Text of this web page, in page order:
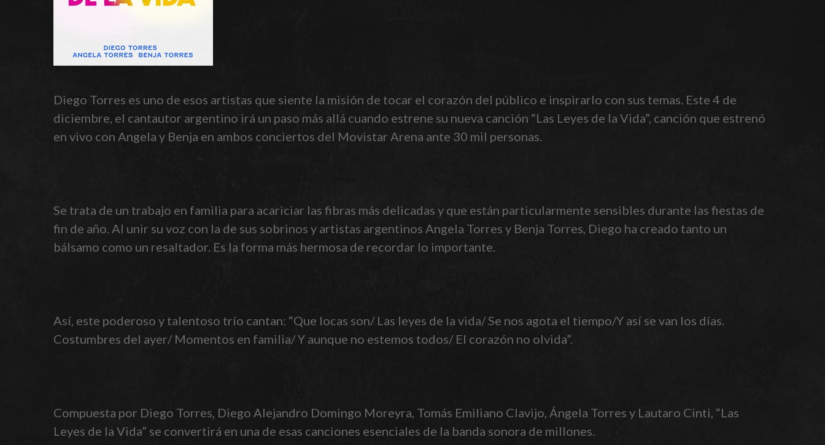
Diego Torres es uno de esos artistas que siente la misión de tocar el corazón del público e inspirarlo con sus temas. Este 4 de
diciembre, el cantautor argentino irá un paso más allá cuando estrene su nueva canción “Las Leyes de la Vida”, canción que estrenó
en vivo con Angela y Benja en ambos conciertos del Movistar Arena ante 30 mil personas.
Se trata de un trabajo en familia para acariciar las fibras más delicadas y que están particularmente sensibles durante las fiestas de
fin de año. Al unir su voz con la de sus sobrinos y artistas argentinos Angela Torres y Benja Torres, Diego ha creado tanto un
bálsamo como un resaltador. Es la forma más hermosa de recordar lo importante.
Así, este poderoso y talentoso trío cantan: “Que locas son/ Las leyes de la vida/ Se nos agota el tiempo/Y así se van los días.
Costumbres del ayer/ Momentos en familia/ Y aunque no estemos todos/ El corazón no olvida”.
Compuesta por Diego Torres, Diego Alejandro Domingo Moreyra, Tomás Emiliano Clavijo, Ángela Torres y Lautaro Cinti, “Las
Leyes de la Vida” se convertirá en una de esas canciones esenciales de la banda sonora de millones.